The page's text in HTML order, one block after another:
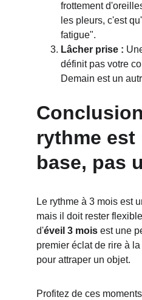
frottement
les pleurs, c'est
fatigue".
Lâcher prise :
définit pas votre
Demain est un
rythme est
base, pas
Le rythme à 3 mois est
mais il doit rester
d'éveil 3 mois est une
premier éclat de rire à
pour attraper un objet.
Profitez de ces